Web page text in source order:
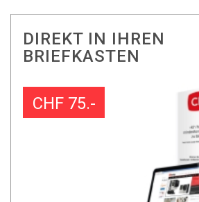
DIREKT IN IHREN
BRIEFKASTEN
CHF 75.-